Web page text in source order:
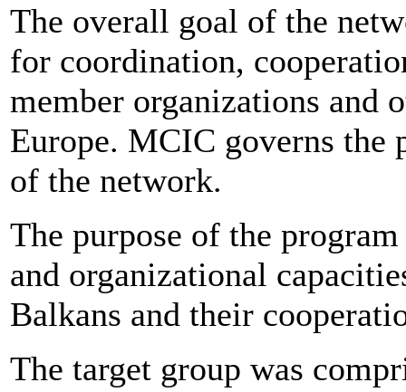
The overall goal of the
for coordination,
member organizations and
Europe. MCIC governs the
of the network.
The purpose of the
and organizational
Balkans and their
The target group was